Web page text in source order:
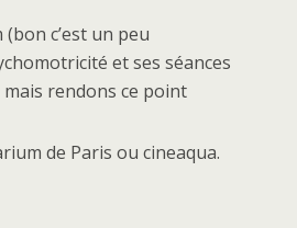
c’est un peu
et ses séances
rendons ce point
de Paris ou cineaqua.